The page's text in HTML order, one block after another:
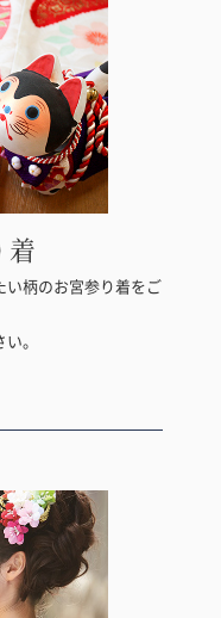
着
い柄のお宮参り着をご
。